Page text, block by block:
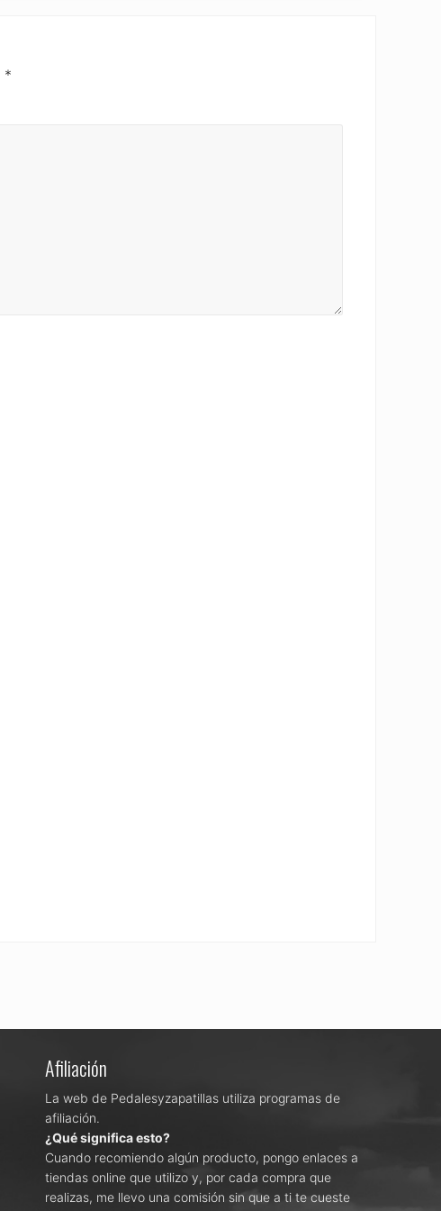
*
Afiliación
La web de Pedalesyzapatillas utiliza programas de
afiliación.
¿Qué significa esto?
Cuando recomiendo algún producto, pongo enlaces a
tiendas online que utilizo y, por cada compra que
realizas, me llevo una comisión sin que a ti te cueste